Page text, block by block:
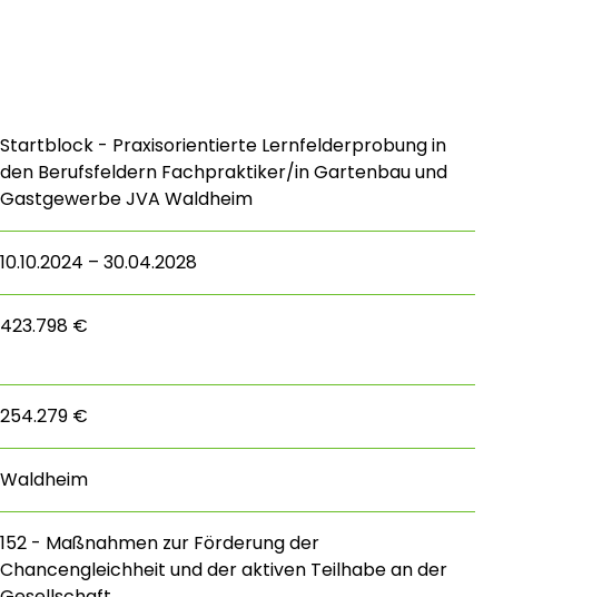
Startblock - Praxisorientierte Lernfelderprobung in
den Berufsfeldern Fachpraktiker/in Gartenbau und
Gastgewerbe JVA Waldheim
10.10.2024 – 30.04.2028
423.798 €
254.279 €
Waldheim
152 - Maßnahmen zur Förderung der
Chancengleichheit und der aktiven Teilhabe an der